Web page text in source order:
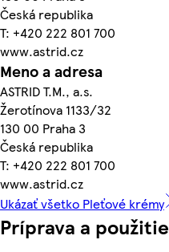
Česká republika
T: +420 222 801 700
www.astrid.cz
Meno a adresa
ASTRID T.M., a.s.
Žerotínova 1133/32
130 00 Praha 3
Česká republika
T: +420 222 801 700
www.astrid.cz
Ukázať všetko Pleťové krémy
Príprava a použitie